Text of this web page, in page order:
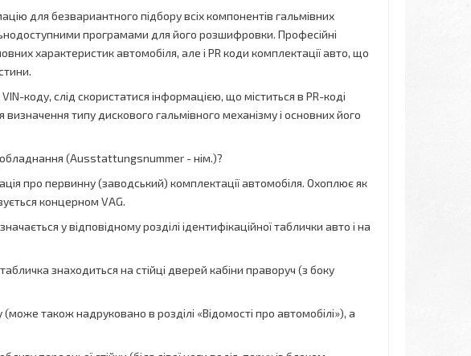
для безвариантного підбору всіх компонентів гальмівних
програмами для його розшифровки. Професійні
характеристик автомобіля, але і PR коди комплектації авто, що
коду, слід скористатися інформацією, що міститься в PR-коді
визначення типу дискового гальмівного механізму і основних його
обладнання (Ausstattungsnummer - нім.)?
про первинну (заводський) комплектації автомобіля. Охоплює як
концерном VAG.
у відповідному розділі ідентифікаційної таблички авто і на
знаходиться на стійці дверей кабіни праворуч (з боку
також надруковано в розділі «Відомості про автомобілі»), а